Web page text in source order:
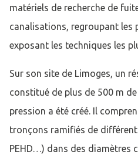
matériels de recherche de
canalisations, regroupant les
exposant les techniques les
Sur son site de Limoges, un
constitué de plus de 500 m
pression a été créé. Il
tronçons ramifiés de
PEHD…) dans des diamètres